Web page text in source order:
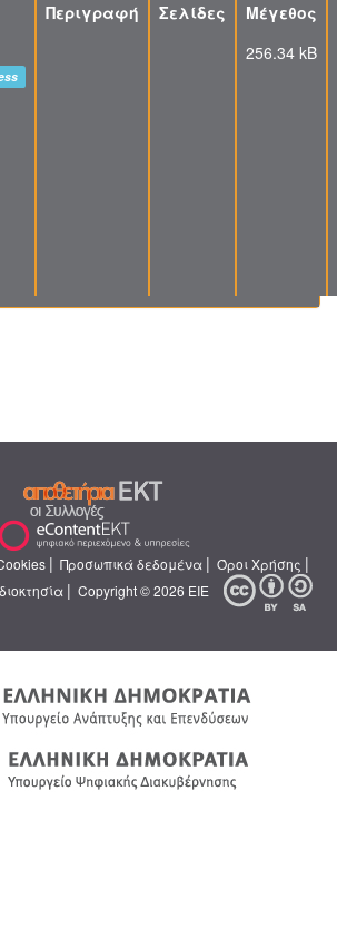
Περιγραφή Σελίδες
Μέγεθος
256.34 kB
| Προσωπικά δεδομένα | Όροι Χρήσης |
| Copyright © 2026 ΕΙΕ